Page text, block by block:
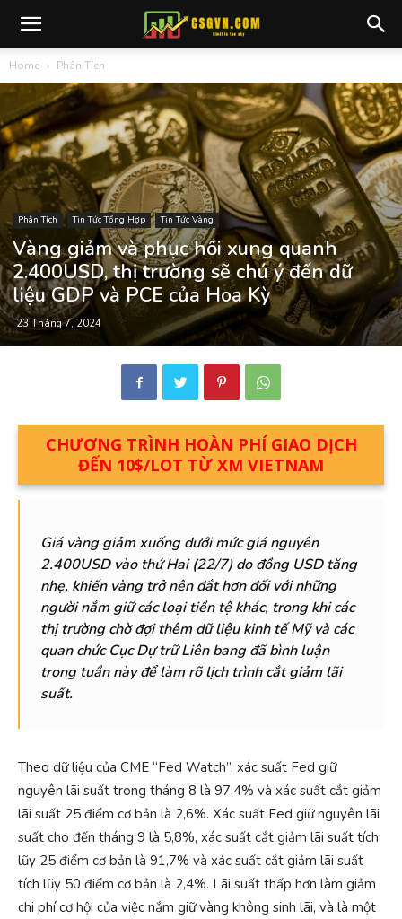
Home Phân Tích
Phân Tích Tin Tức Tổng Hợp Tin Tức Vàng
Vàng giảm và phục hồi xung quanh
2.400USD, thị trường sẽ chú ý đến dữ
liệu GDP và PCE của Hoa Kỳ
23 Tháng 7, 2024
CHƯƠNG TRÌNH HOÀN PHÍ GIAO DỊCH
ĐẾN 10$/LOT TỪ XM VIETNAM
Giá vàng giảm xuống dưới mức giá nguyên
2.400USD vào thứ Hai (22/7) do đồng USD tăng
nhẹ, khiến vàng trở nên đắt hơn đối với những
người nắm giữ các loại tiền tệ khác, trong khi các
thịtrường chờ đợi thêm dữ liệu kinh tế Mỹ và các
quan chức Cục Dự trữ Liên bang đã bình luận
trong tuần này để làm rõ lịch trình cắt giảm lãi
suất.
Theo dữ liệu của CME “Fed Watch”, xác suất Fed giữ
nguyên lãi suất trong tháng 8 là 97,4% và xác suất cắt giảm
lãi suất 25 điểm cơ bản là 2,6%. Xác suất Fed giữ nguyên lãi
suất cho đến tháng 9 là 5,8%, xác suất cắt giảm lãi suất tích
lũy 25 điểm cơ bản là 91,7% và xác suất cắt giảm lãi suất
tích lũy 50 điểm cơ bản là 2,4%. Lãi suất thấp hơn làm giảm
chi phí cơ hội của việc nắm giữ vàng không sinh lãi, và là một